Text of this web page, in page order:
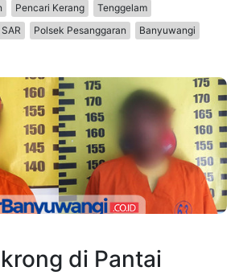
Pencari Kerang
Tenggelam
Polsek Pesanggaran Banyuwangi
di Pantai